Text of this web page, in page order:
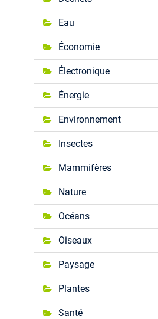
Eau
Économie
Électronique
Énergie
Environnement
Insectes
Mammifères
Nature
Océans
Oiseaux
Paysage
Plantes
Santé